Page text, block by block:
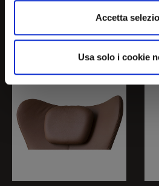
Accetta
Usa solo i cookie